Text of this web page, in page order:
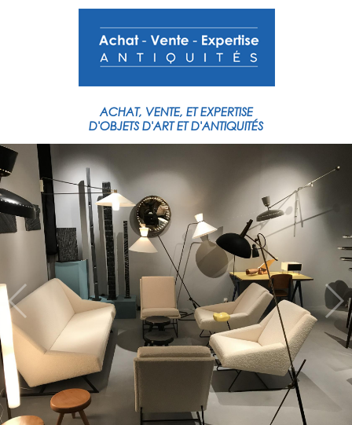
ACHAT, VENTE, ET EXPERTISE
D'OBJETS D'ART ET D'ANTIQUITÉS